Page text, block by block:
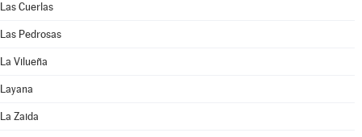
Las Cuerlas
Las Pedrosas
La Vilueña
Layana
La Zaida